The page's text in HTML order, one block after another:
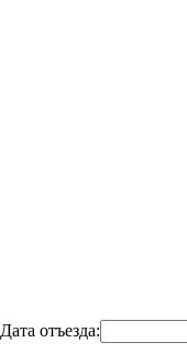
Дата отъезда: